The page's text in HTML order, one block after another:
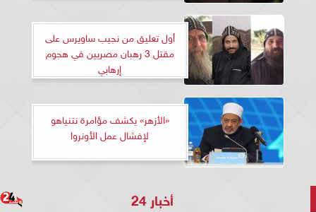
أول تعليق من نجيب ساويرس على
مقتل 3 رهبان مصريين في هجوم
إرهابي
«الأزهر» يكشف مؤامرة نتنياهو
لإفشال عمل الأونروا
أخبار 24